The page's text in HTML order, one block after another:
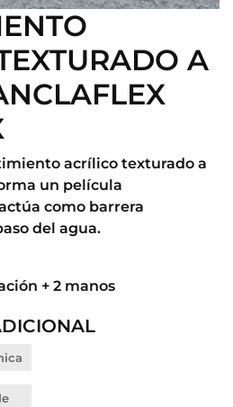
A
acrílico texturado a
un película
como barrera
del agua.
+ 2 manos